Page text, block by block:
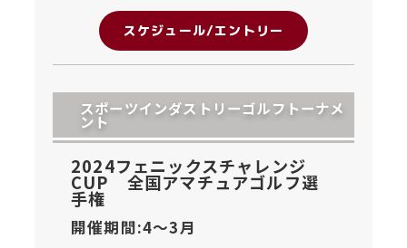
スケジュール/エントリー
スポーツインダストリーゴルフトーナメ
ント
2024フェニックスチャレンジ
CUP 全国アマチュアゴルフ選
手権
開催期間:4〜3月